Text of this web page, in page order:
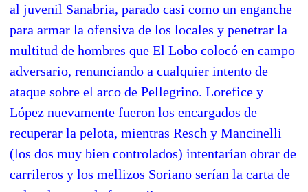
al juvenil Sanabria, parado casi como un enganche
para armar la ofensiva de los locales y penetrar la
multitud de hombres que El Lobo colocó en campo
adversario, renunciando a cualquier intento de
ataque sobre el arco de Pellegrino. Lorefice y
López nuevamente fueron los encargados de
recuperar la pelota, mientras Resch y Mancinelli
(los dos muy bien controlados) intentarían obrar de
carrileros y los mellizos Soriano serían la carta de